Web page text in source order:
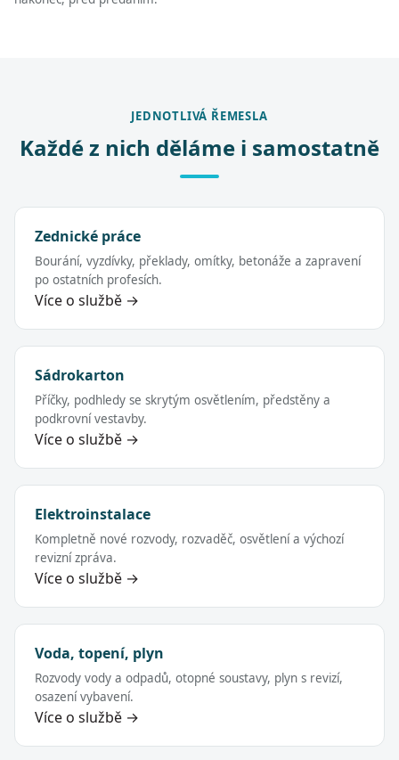
JEDNOTLIVÁ ŘEMESLA
Každé z nich děláme i samostatně
Zednické práce
Bourání, vyzdívky, překlady, omítky, betonáže a zapravení
po ostatních profesích.
Více o službě →
Sádrokarton
Příčky, podhledy se skrytým osvětlením, předstěny a
podkrovní vestavby.
Více o službě →
Elektroinstalace
Kompletně nové rozvody, rozvaděč, osvětlení a výchozí
revizní zpráva.
Více o službě →
Voda, topení, plyn
Rozvody vody a odpadů, otopné soustavy, plyn s revizí,
osazení vybavení.
Více o službě →